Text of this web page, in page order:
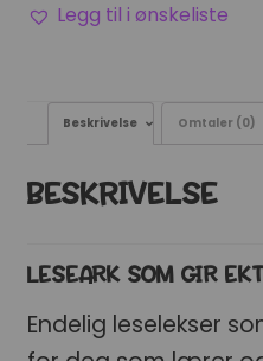
Legg til i ønskeliste
Beskrivelse Omtaler (0)
BESKRIVELSE
LESEARK SOM GIR
Endelig leselekser